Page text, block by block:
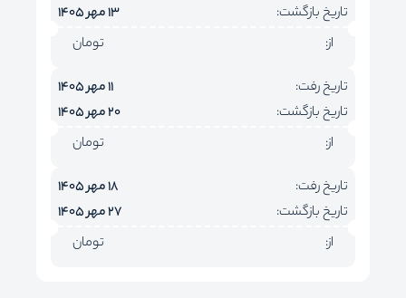
تاریخ بازگشت:
13 مهر 1405
از:
تومان
تاریخ رفت:
11 مهر 1405
تاریخ بازگشت:
20 مهر 1405
از:
تومان
تاریخ رفت:
18 مهر 1405
تاریخ بازگشت:
27 مهر 1405
از:
تومان